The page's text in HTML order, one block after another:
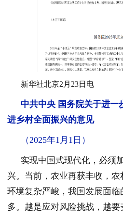
新华社北京2月23日电
中共中央 国务院关于进一
进乡村全面振兴的意见
（2025年1月1日）
实现中国式现代化，必须
兴。当前，农业再获丰收，
环境复杂严峻，我国发展面
多。越是应对风险挑战，越要